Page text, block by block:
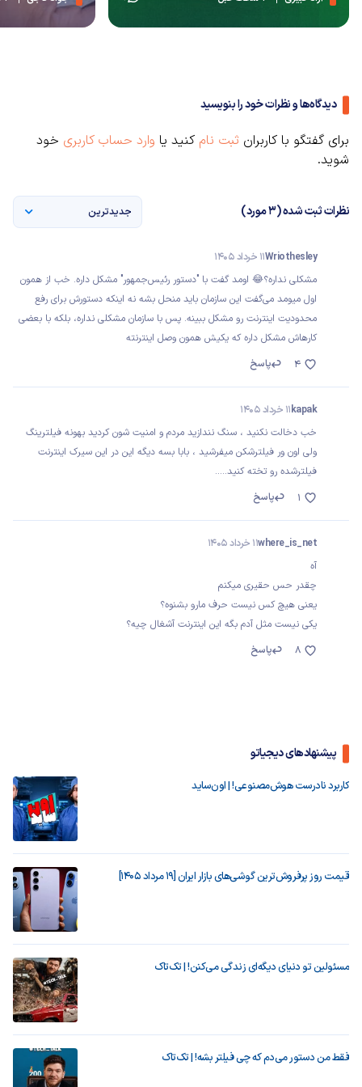
دیدگاه‌ها و نظرات خود را بنویسید
برای گفتگو با کاربران ثبت نام کنید یا وارد حساب کاربری خود
شوید.
نظرات ثبت شده (3 مورد) جدیدترین
Wriothesley11 خرداد 1405
مشکلی نداره؟😂 اومد گفت با "دستور رئیس‌جمهور" مشکل داره. خب از همون
اول میومد می‌گفت این سازمان باید منحل بشه نه اینکه دستورش برای رفع
محدودیت اینترنت رو مشکل ببینه. پس با سازمان مشکلی نداره، بلکه با بعضی
کارهاش مشکل داره که یکیش همون وصل اینترنته
پاسخ
4
kapak11 خرداد 1405
خب دخالت نکنید ، سنگ نندازید مردم و امنیت شون کردید بهونه فیلترینگ
ولی اون ور فیلترشکن میفرشید ، بابا بسه دیگه این در این سیرک اینترنت
فیلترشده رو تخته کنید.....
پاسخ
1
where_is_net11 خرداد 1405
آه
چقدر حس حقیری میکنم
یعنی هیچ کس نیست حرف مارو بشنوه؟
یکی نیست مثل آدم بگه این اینترنت آشغال چیه؟
پاسخ
8
پیشنهادهای دیجیاتو
کاربرد نادرست هوش‌مصنوعی! | اون‌ساید
قیمت روز پرفروش‌ترین گوشی‌های بازار ایران [19 مرداد 1405]
مسئولین تو دنیای دیگه‌ای زندگی می‌کنن! | تک‌تاک
فقط من دستور می‌دم که چی فیلتر بشه! | تک‌تاک